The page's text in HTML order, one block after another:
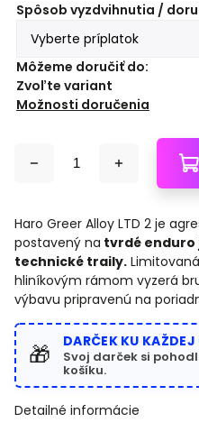
Spôsob vyzdvihnutia /
Môžeme doručiť do:
Zvoľte variant
Možnosti doručenia
Haro Greer Alloy LTD 2 je
postavený na tvrdé enduro
technické traily.
hliníkovým rámom vyzerá
výbavu pripravenú na
🎁 DARČEK KU
Svoj darček si
košíku.
Detailné informácie